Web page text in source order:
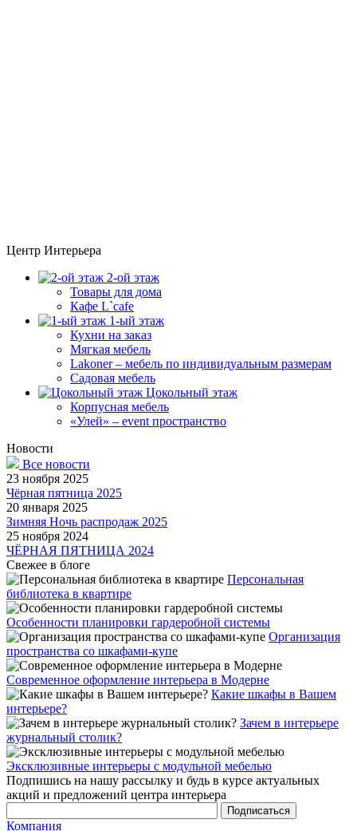
Центр Интерьера
2-ой этаж
Товары для дома
Кафе L`cafe
1-ый этаж
Кухни на заказ
Мягкая мебель
Lakoner – мебель по индивидуальным размерам
Садовая мебель
Цокольный этаж
Корпусная мебель
«Улей» – event пространство
Новости
Все новости
23 ноября 2025
Чёрная пятница 2025
20 января 2025
Зимняя Ночь распродаж 2025
25 ноября 2024
ЧЁРНАЯ ПЯТНИЦА 2024
Свежее в блоге
Персональная
библиотека в квартире
Особенности планировки гардеробной системы
Организация
пространства со шкафами-купе
Современное оформление интерьера в Модерне
Какие шкафы в Вашем
интерьере?
Зачем в интерьере
журнальный столик?
Эксклюзивные интерьеры с модульной мебелью
Подпишись на нашу рассылку и будь в курсе актуальных
акций и предложений центра интерьера
Компания